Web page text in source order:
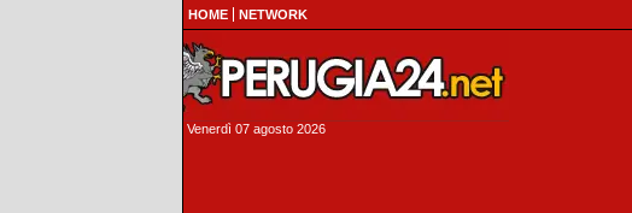
HOME NETWORK
Venerdì 07 agosto 2026